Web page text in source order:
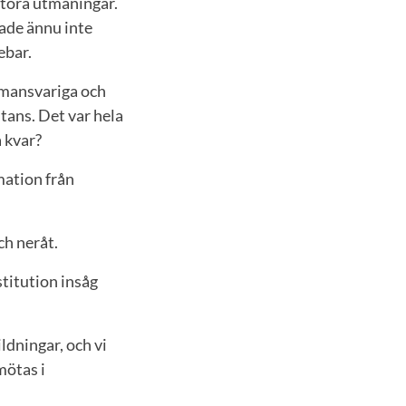
ännu inte
och
Det var hela
kvar?
från
neråt.
insåg
och vi
i